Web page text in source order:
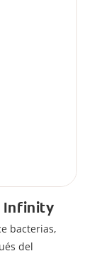
Infinity
bacterias,
del